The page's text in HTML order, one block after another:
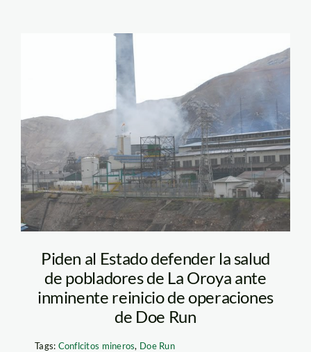
doe_run_la_oroya_dp
Piden al Estado defender la salud
de pobladores de La Oroya ante
inminente reinicio de operaciones
de Doe Run
Tags: Conflcitos mineros, Doe Run